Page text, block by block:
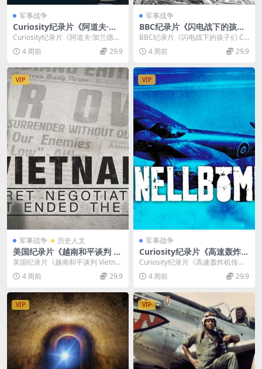
军事战争
Curiosity纪录片《阿道夫·加
兰德的遗产 Adolf Galland Le
gacy 2024》全3集 英语中英
双字 无水印纯净版 1080P/M
Curiosity纪录片《阿道夫·加兰德的
遗产 Adolf Galland Le...
4 周前 29.9
军事战争
BBC纪录片《闪电战下的孩子
们 Children of the Blitz 202
6》英语中英双字 无水印纯净
版 1080P/MKV/818M 战争下
BBC纪录片《闪电战下的孩子们 Ch
ildren of the Blitz 20...
4 周前 29.9
VIP
军事战争 历史人文
美国纪录片《越南和平谈判 Vi
etnam Peace Negotiations
2020》英语中英双字 无水印
纯净版 1080P/MKV/2.71G 越
美国纪录片《越南和平谈判 Vietna
m Peace Negotiations ...
4 周前 29.9
VIP
军事战争
Curiosity纪录片《高速轰炸机
传奇 Schnellbomber 2024》
全2集 英语中英双字 无水印纯
净版 1080P/MKV/1.6G 闪电
Curiosity纪录片《高速轰炸机传奇
Schnellbomber 2024》...
4 周前 29.9
VIP VIP